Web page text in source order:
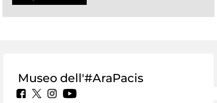
Museo dell'#AraPacis